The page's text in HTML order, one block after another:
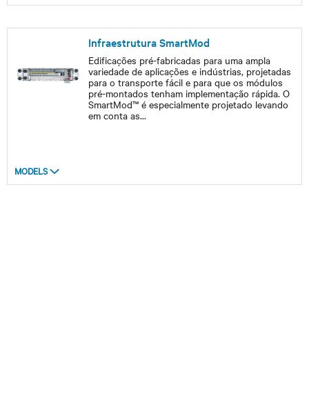
Infraestrutura SmartMod
Edificações pré-fabricadas para uma ampla
variedade de aplicações e indústrias, projetadas
para o transporte fácil e para que os módulos
pré-montados tenham implementação rápida. O
SmartMod™ é especialmente projetado levando
em conta as...
MODELS